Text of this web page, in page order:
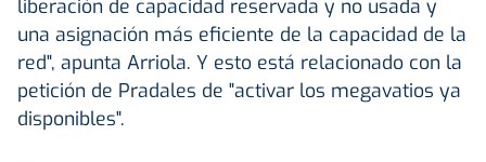
liberación de capacidad reservada y no usada y
una asignación más eficiente de la capacidad de la
red", apunta Arriola. Y esto está relacionado con la
petición de Pradales de "activar los megavatios ya
disponibles".